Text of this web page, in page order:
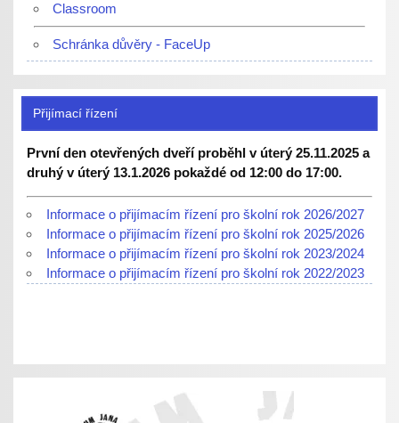
Classroom
Schránka důvěry - FaceUp
Přijímací řízení
První den otevřených dveří proběhl v úterý 25.11.2025 a
druhý v úterý 13.1.2026 pokaždé od 12:00 do 17:00.
Informace o přijímacím řízení pro školní rok 2026/2027
Informace o přijímacím řízení pro školní rok 2025/2026
Informace o přijímacím řízení pro školní rok 2023/2024
Informace o přijímacím řízení pro školní rok 2022/2023